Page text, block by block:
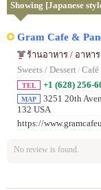
Showing [Japanese
Gram Cafe &
ร้านอาหาร / อาหาร
Sweets / Dessert/ Café
TEL +1 (628) 256-
MAP 3251 20th
132 USA
https://
No review is found.